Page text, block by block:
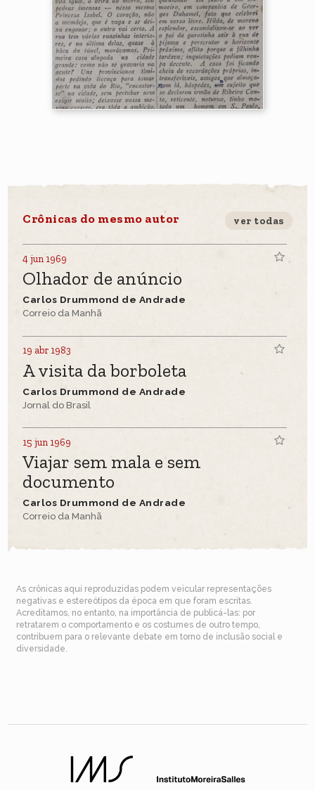
Crônicas do mesmo autor ver todas
4 jun 1969
Olhador de anúncio
Carlos Drummond de Andrade
Correio da Manhã
19 abr 1983
A visita da borboleta
Carlos Drummond de Andrade
Jornal do Brasil
15 jun 1969
Viajar sem mala e sem
documento
Carlos Drummond de Andrade
Correio da Manhã
As crônicas aqui reproduzidas podem veicular representações
negativas e estereótipos da época em que foram escritas.
Acreditamos, no entanto, na importância de publicá-las: por
retratarem o comportamento e os costumes de outro tempo,
contribuem para o relevante debate em torno de inclusão social e
diversidade.